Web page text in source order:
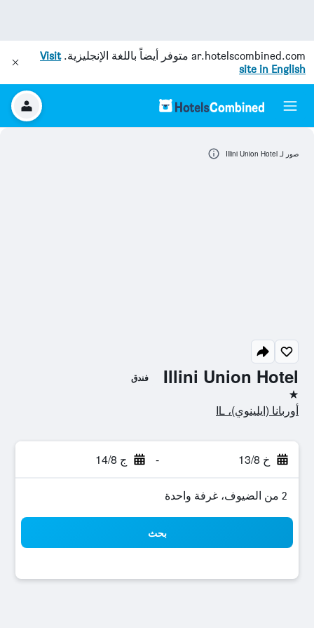
ar.hotelscombined.com متوفر أيضاً باللغة الإنجليزية.Visit
site in English
Illini Union Hotel فندق
نجمة واحدة
أوربانا (ايلينوي)، IL
خ 13/8 - ج 14/8
2 من الضيوف، غرفة واحدة
بحث
صور لـ Illini Union Hotel